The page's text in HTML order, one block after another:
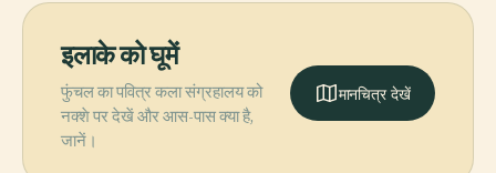
इलाके को घूमें
फुंचल का पवित्र कला संग्रहालय को
नक्शे पर देखें और आस-पास क्या है,
जानें।
मानचित्र देखें